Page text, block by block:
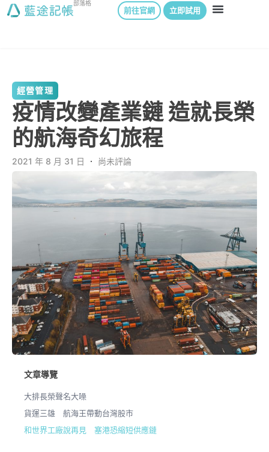
部落格
前往官網 立即試用
經營管理
疫情改變產業鏈 造就長榮
的航海奇幻旅程
2021 年 8 月 31 日 ． 尚未評論
文章導覽
大排長榮聲名大噪
貨運三雄 航海王帶動台灣股市
和世界工廠說再見 塞港恐縮短供應鏈